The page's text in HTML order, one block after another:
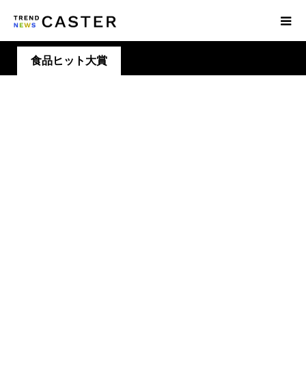
食品ヒット大賞